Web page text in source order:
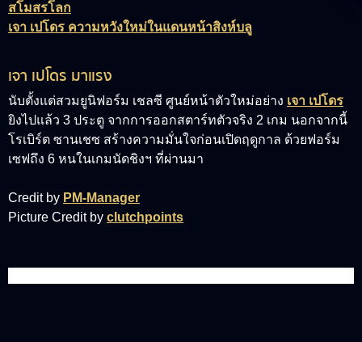
สโมสรโลก
เจา เปโดร ความหวังใหม่ในแดนหน้าสิงห์บลู
เจา เปโดร มาแรง
นับตั้งแต่สวมยูนิฟอร์ม เชลซี ศูนย์หน้าตัวใหม่อย่าง เจา เปโดร
ยิงไปแล้ว 3 ประตู จากการออกสตาร์ทตัวจริง 2 เกม นอกจากนี้
โรเบิร์ต ซานเชซ สร้างความมั่นใจก่อนเปิดฤดูกาล ด้วยฟอร์ม
เซฟถึง 6 หนในเกมนัดชิงฯ ที่ผ่านมา
Credit by PM-Manager
Picture Credit by clutchpoints